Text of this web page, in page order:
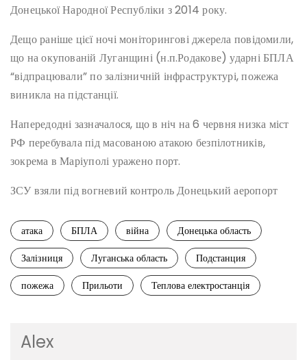
Донецької Народної Республіки з 2014 року.
Дещо раніше цієї ночі моніторингові джерела повідомили,
що на окупованій Луганщині (н.п.Родакове) ударні БПЛА
“відпрацювали” по залізничній інфраструктурі, пожежа
виникла на підстанції.
Напередодні зазначалося, що в ніч на 6 червня низка міст
РФ перебувала під масованою атакою безпілотників,
зокрема в Маріуполі уражено порт.
ЗСУ взяли під вогневий контроль Донецький аеропорт
атака БПЛА війна
Донецька область
Залізниця
Луганська область
Подстанция
пожежа
Прильоти Теплова електростанція
Alex